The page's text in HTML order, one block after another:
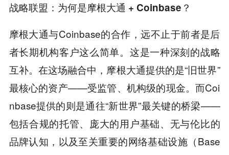
战略联盟：为何是摩根大通 + Coinbase？
摩根大通与Coinbase的合作，远不止于前者是后
者长期机构客户这么简单。这是一种深刻的战略
互补。在这场融合中，摩根大通提供的是“旧世界”
最核心的资产——受监管、机构级的现金。而Coi
nbase提供的则是通往“新世界”最关键的桥梁——
包括合规的托管、庞大的用户基础、无与伦比的
品牌认知，以及至关重要的网络基础设施（Base